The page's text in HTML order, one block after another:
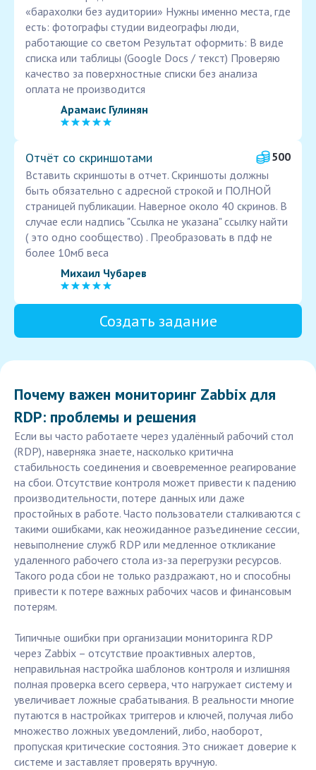
«барахолки без аудитории» Нужны именно места, где
есть: фотографы студии видеографы люди,
работающие со светом Результат оформить: В виде
списка или таблицы (Google Docs / текст) Проверяю
качество за поверхностные списки без анализа
оплата не производится
Арамаис Гулинян
Отчёт со скриншотами
500
Вставить скриншоты в отчет. Скриншоты должны
быть обязательно с адресной строкой и ПОЛНОЙ
страницей публикации. Наверное около 40 скринов. В
случае если надпись "Ссылка не указана" ссылку найти
( это одно сообщество) . Преобразовать в пдф не
более 10мб веса
Михаил Чубарев
Создать задание
Почему важен мониторинг Zabbix для
RDP: проблемы и решения
Если вы часто работаете через удалённый рабочий стол
(RDP), наверняка знаете, насколько критична
стабильность соединения и своевременное реагирование
на сбои. Отсутствие контроля может привести к падению
производительности, потере данных или даже
простойных в работе. Часто пользователи сталкиваются с
такими ошибками, как неожиданное разъединение сессии,
невыполнение служб RDP или медленное откликание
удаленного рабочего стола из-за перегрузки ресурсов.
Такого рода сбои не только раздражают, но и способны
привести к потере важных рабочих часов и финансовым
потерям.
Типичные ошибки при организации мониторинга RDP
через Zabbix – отсутствие проактивных алертов,
неправильная настройка шаблонов контроля и излишняя
полная проверка всего сервера, что нагружает систему и
увеличивает ложные срабатывания. В реальности многие
путаются в настройках триггеров и ключей, получая либо
множество ложных уведомлений, либо, наоборот,
пропуская критические состояния. Это снижает доверие к
системе и заставляет проверять вручную.